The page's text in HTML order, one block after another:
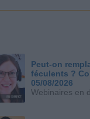
Peut-on
féculents ?
05/08/2026
Webinaires en